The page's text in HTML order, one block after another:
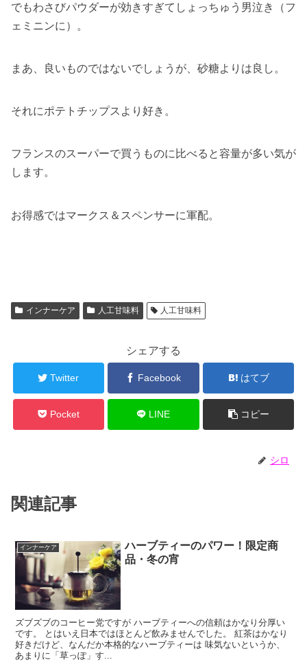
でもわさびパウダーが効きすぎてしょっちゅう男泣き（フ
ェミニンに）。
まあ、良いものではないでしょうが、砂糖よりは良し。
それにポテトチップスより好き。
フランスのスーパーで買うものに比べると容量が多い気が
します。
お得感ではマークス＆スペンサーに軍配。
インナーケア 人工甘味料 人工甘味料
シェアする
Twitter Facebook はてブ
Pocket LINE コピー
シロ
関連記事
インナーケア
ハーブティーのパワー！限定商
品・冬の宵
ズブズブのコーヒー党ですが ハーブティーへの信頼はかなり分厚い
です。 とはいえ日本ではほとんど飲みませんでした。 紅茶はかなり
好きだけど、なんだか本格的なハーブティーは 味気ないというか、
あまりに「草っぽ」す...